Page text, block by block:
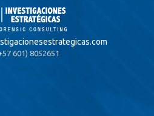
601) 8052651